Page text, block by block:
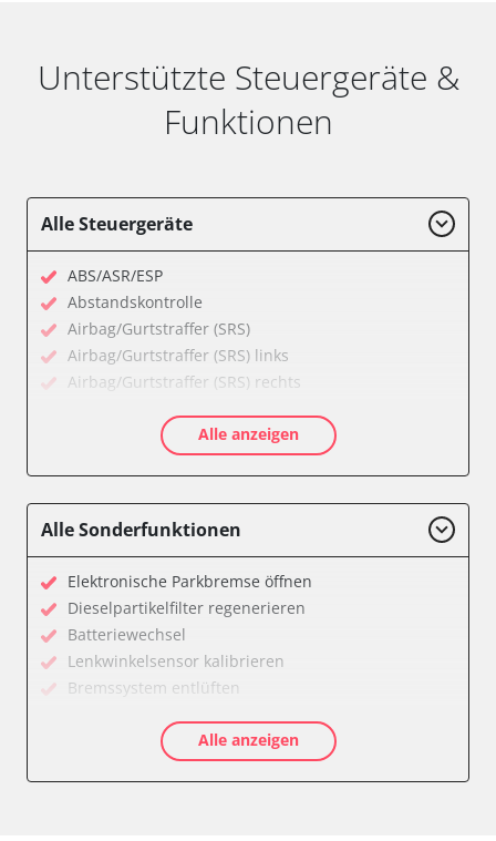
Unterstützte Steuergeräte &
Funktionen
Alle Steuergeräte
ABS/ASR/ESP
Abstandskontrolle
Airbag/Gurtstraffer (SRS)
Airbag/Gurtstraffer (SRS) links
Airbag/Gurtstraffer (SRS) rechts
Allradelektronik
Anhängersteuergerät
Diagnoseschnittstelle (EOBD/OBDII)
Einparkhilfe
Einparkhilfe Lenkhilfe
Einstiegshilfe Beifahrer
Einstiegshilfe Fahrer
Fahrererkennung
Fahrtrichtungskamera
Fernlichtassistent
Alle anzeigen
Alle Sonderfunktionen
Elektronische Parkbremse öffnen
Dieselpartikelfilter regenerieren
Batteriewechsel
Lenkwinkelsensor kalibrieren
Bremssystem entlüften
AGR Ventil anlernen
Luftmassenmesser anlernen
Alle anzeigen